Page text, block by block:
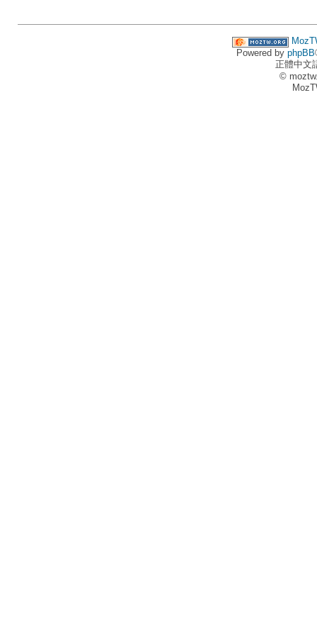
Powered by phpBB
正體中文
©